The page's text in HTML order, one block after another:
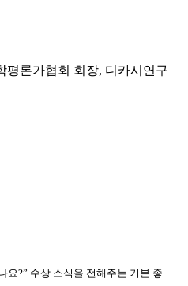
평론가협회 회장, 디카시연구
요?” 수상 소식을 전해주는 기분 좋